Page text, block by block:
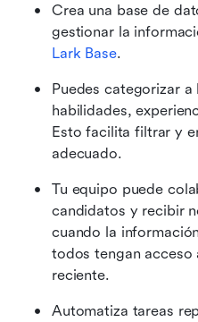
Crea una base de
gestionar la
Lark Base.
Puedes categorizar
habilidades,
Esto facilita filtrar y
adecuado.
Tu equipo puede
candidatos y recibir
cuando la
todos tengan acceso
reciente.
Automatiza tareas